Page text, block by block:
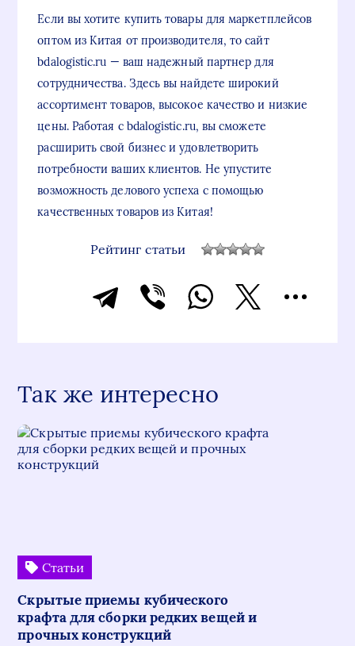
Если вы хотите купить товары для маркетплейсов
оптом из Китая от производителя, то сайт
bdalogistic.ru — ваш надежный партнер для
сотрудничества. Здесь вы найдете широкий
ассортимент товаров, высокое качество и низкие
цены. Работая с bdalogistic.ru, вы сможете
расширить свой бизнес и удовлетворить
потребности ваших клиентов. Не упустите
возможность делового успеха с помощью
качественных товаров из Китая!
Рейтинг статьи
Так же интересно
Статьи
Скрытые приемы кубического
крафта для сборки редких вещей и
прочных конструкций